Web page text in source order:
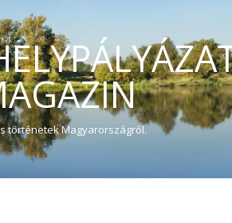
történetek Magyarországról.